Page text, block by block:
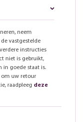
neem
vastgestelde
instructies
niet is gebruikt,
in goede staat is.
om uw retour
raadpleeg deze